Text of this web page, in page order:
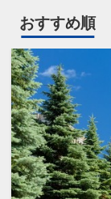
おすすめ順